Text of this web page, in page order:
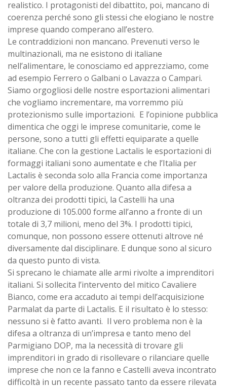
realistico. I protagonisti del dibattito, poi, mancano di
coerenza perché sono gli stessi che elogiano le nostre
imprese quando comperano all’estero.
Le contraddizioni non mancano. Prevenuti verso le
multinazionali, ma ne esistono di italiane
nell’alimentare, le conosciamo ed apprezziamo, come
ad esempio Ferrero o Galbani o Lavazza o Campari.
Siamo orgogliosi delle nostre esportazioni alimentari
che vogliamo incrementare, ma vorremmo più
protezionismo sulle importazioni. E l’opinione pubblica
dimentica che oggi le imprese comunitarie, come le
persone, sono a tutti gli effetti equiparate a quelle
italiane. Che con la gestione Lactalis le esportazioni di
formaggi italiani sono aumentate e che l’Italia per
Lactalis è seconda solo alla Francia come importanza
per valore della produzione. Quanto alla difesa a
oltranza dei prodotti tipici, la Castelli ha una
produzione di 105.000 forme all’anno a fronte di un
totale di 3,7 milioni, meno del 3%. I prodotti tipici,
comunque, non possono essere ottenuti altrove né
diversamente dal disciplinare. E dunque sono al sicuro
da questo punto di vista.
Si sprecano le chiamate alle armi rivolte a imprenditori
italiani. Si sollecita l’intervento del mitico Cavaliere
Bianco, come era accaduto ai tempi dell’acquisizione
Parmalat da parte di Lactalis. E il risultato è lo stesso:
nessuno si è fatto avanti. Il vero problema non è la
difesa a oltranza di un’impresa e tanto meno del
Parmigiano DOP, ma la necessità di trovare gli
imprenditori in grado di risollevare o rilanciare quelle
imprese che non ce la fanno e Castelli aveva incontrato
difficoltà in un recente passato tanto da essere rilevata